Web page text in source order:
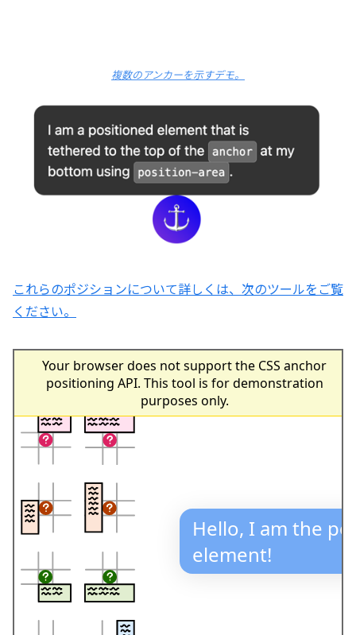
複数のアンカーを示すデモ。
これらのポジションについて詳しくは、次のツールをご覧
ください。